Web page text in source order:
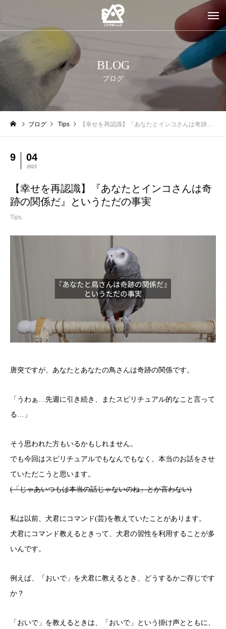
BLOG
ブログ
ブログ Tips 【幸せを再認識】『あなたとインコさんは奇跡の関係だ』というただの事実
9 04
2023
【幸せを再認識】『あなたとインコさんは奇
跡の関係だ』というただの事実
Tips
唐突ですが、あなたとあなたの鳥さんは奇跡の関係です。
「うわぁ…先週に引き続き、またスピリチュアル的なこと言って
る…」
そう思われた方もいるかもしれません。
でも今回はスピリチュアルでもなんでもなく、本当のお話をさせ
ていただこうと思います。
(「じゃあいつもは本当の話じゃないのね」とか言わない)
私は以前、犬君にコマンド(芸)を教えていたことがあります。
犬君にコマンド教えるときって、犬君の習性を利用することが多
いんです。
例えば、「おいで」を犬君に教えるとき、どうするかご存じです
か？
「おいで」を教えるときは、「おいで」という掛け声とともに、